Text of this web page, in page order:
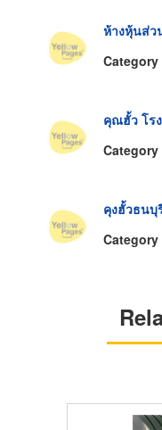
ห้างหุ้นส่ว
Category
คุณฮั้ว โร
Category
คุงฮั้วธนบุ
Category